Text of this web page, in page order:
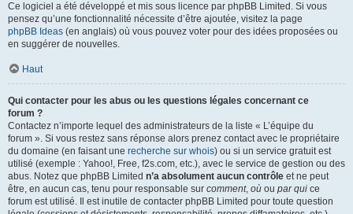
Ce logiciel a été développé et mis sous licence par phpBB Limited. Si vous
pensez qu’une fonctionnalité nécessite d’être ajoutée, visitez la page
phpBB Ideas (en anglais) où vous pouvez voter pour des idées proposées ou
en suggérer de nouvelles.
Haut
Qui contacter pour les abus ou les questions légales concernant ce
forum ?
Contactez n’importe lequel des administrateurs de la liste « L’équipe du
forum ». Si vous restez sans réponse alors prenez contact avec le propriétaire
du domaine (en faisant une recherche sur whois) ou si un service gratuit est
utilisé (exemple : Yahoo!, Free, f2s.com, etc.), avec le service de gestion ou des
abus. Notez que phpBB Limited n’a absolument aucun contrôle et ne peut
être, en aucun cas, tenu pour responsable sur comment, où ou par qui ce
forum est utilisé. Il est inutile de contacter phpBB Limited pour toute question